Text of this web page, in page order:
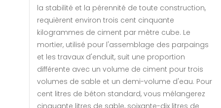
la stabilité et la pérennité de toute construction,
requièrent environ trois cent cinquante
kilogrammes de ciment par mètre cube. Le
mortier, utilisé pour l'assemblage des parpaings
et les travaux d'enduit, suit une proportion
différente avec un volume de ciment pour trois
volumes de sable et un demi-volume d'eau. Pour
cent litres de béton standard, vous mélangerez
cinquante litres de sable, soixante-dix litres de